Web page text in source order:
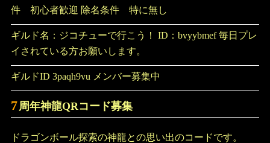
件 初心者歓迎 除名条件 特に無し
ギルド名：ジコチューで行こう！ ID：bvyybmef 毎日プレ
イされている方お願いします。
ギルドID 3paqh9vu メンバー募集中
7 周年神龍QRコード募集
ドラゴンボール探索の神龍との思い出のコードです。